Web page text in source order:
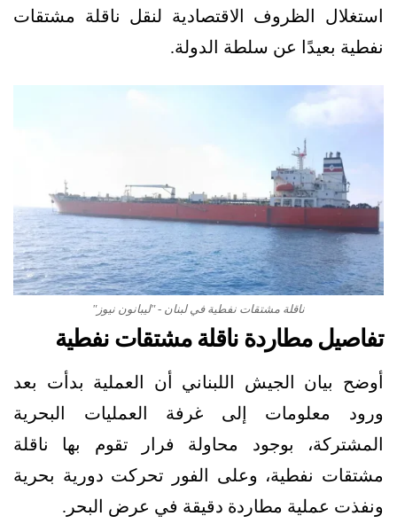
استغلال الظروف الاقتصادية لنقل ناقلة مشتقات
نفطية بعيدًا عن سلطة الدولة.
ناقلة مشتقات نفطية في لبنان - "ليبانون نيوز"
تفاصيل مطاردة ناقلة مشتقات نفطية
أوضح بيان الجيش اللبناني أن العملية بدأت بعد
ورود معلومات إلى غرفة العمليات البحرية
المشتركة، بوجود محاولة فرار تقوم بها ناقلة
مشتقات نفطية، وعلى الفور تحركت دورية بحرية
ونفذت عملية مطاردة دقيقة في عرض البحر.